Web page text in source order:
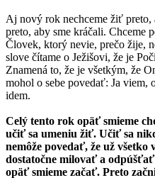
Aj nový rok nechceme žiť preto,
preto, aby sme kráčali. Chceme
Človek, ktorý nevie, prečo žije,
slove čítame o Ježišovi, že je
Znamená to, že je všetkým, že
mohol o sebe povedať: Ja viem,
idem.
Celý tento rok opäť smieme
učiť sa umeniu žiť. Učiť sa
nemôže povedať, že už všetko
dostatočne milovať a
opäť smieme začať. Preto